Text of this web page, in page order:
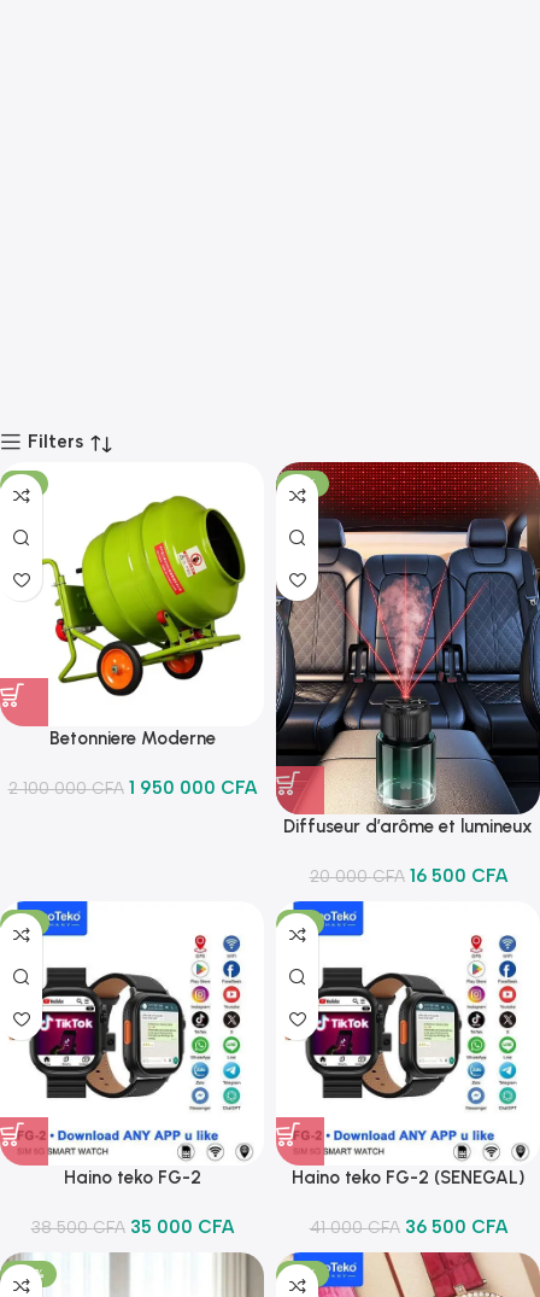
Filters
-7%
Betonniere Moderne
2 100 000CFA 1 950 000 CFA
-18%
Diffuseur d’arôme et lumineux
20 000CFA 16 500 CFA
-9%
Haino teko FG-2
38 500CFA 35 000 CFA
-11%
Haino teko FG-2 (SENEGAL)
41 000CFA 36 500 CFA
-20% -19%